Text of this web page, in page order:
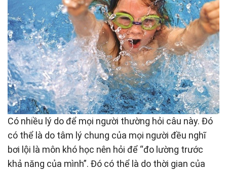
Có nhiều lý do để mọi người thường hỏi câu này. Đó
có thể là do tâm lý chung của mọi người đều nghĩ
bơi lội là môn khó học nên hỏi để “đo lường trước
khả năng của mình”. Đó có thể là do thời gian của